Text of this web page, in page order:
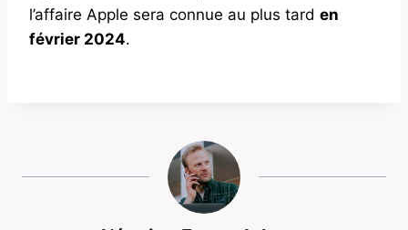
l’affaire Apple sera connue au plus tard en
février 2024.